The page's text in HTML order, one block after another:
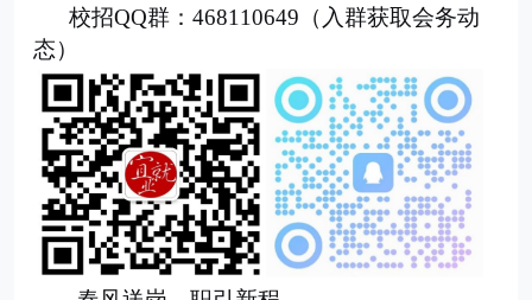
校招QQ群： 468110649 （入群获取会务动
态）